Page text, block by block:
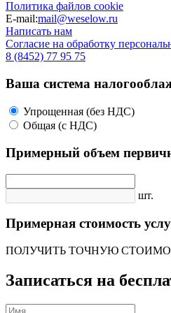
Политика файлов cookie
E-mail:mail@weselow.ru
Написать нам
Согласие на обработку
8 (8452) 77 95 75
Ваша система
Упрощенная (без НДС)
Общая (с НДС)
Примерный объем
шт.
Примерная стоимость
ПОЛУЧИТЬ ТОЧНУЮ
Записаться на